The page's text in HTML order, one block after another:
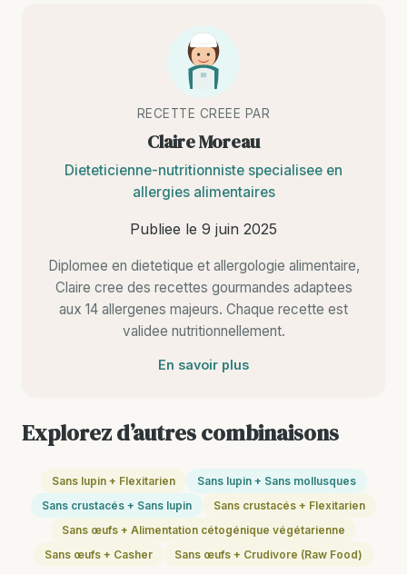
RECETTE CREEE PAR
Claire Moreau
Dieteticienne-nutritionniste specialisee en
allergies alimentaires
Publiee le 9 juin 2025
Diplomee en dietetique et allergologie alimentaire,
Claire cree des recettes gourmandes adaptees
aux 14 allergenes majeurs. Chaque recette est
validee nutritionnellement.
En savoir plus
Explorez d’autres combinaisons
Sans lupin + Flexitarien
Sans lupin + Sans mollusques
Sans crustacés + Sans lupin
Sans crustacés + Flexitarien
Sans œufs + Alimentation cétogénique végétarienne
Sans œufs + Casher
Sans œufs + Crudivore (Raw Food)